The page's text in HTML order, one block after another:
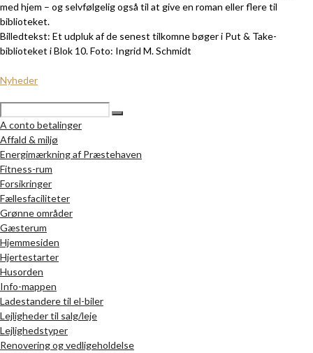
med hjem – og selvfølgelig også til at give en roman eller flere til
biblioteket.
Billedtekst: Et udpluk af de senest tilkomne bøger i Put & Take-
biblioteket i Blok 10. Foto: Ingrid M. Schmidt
Nyheder
A conto betalinger
Affald & miljø
Energimærkning af Præstehaven
Fitness-rum
Forsikringer
Fællesfaciliteter
Grønne områder
Gæsterum
Hjemmesiden
Hjertestarter
Husorden
Info-mappen
Ladestandere til el-biler
Lejligheder til salg/leje
Lejlighedstyper
Renovering og vedligeholdelse